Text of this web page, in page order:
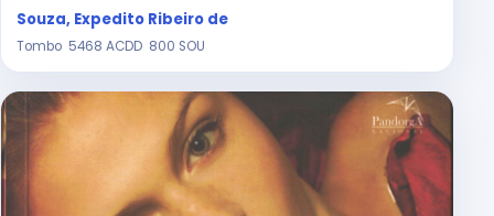
Souza, Expedito Ribeiro de
Tombo 5468 ACDD 800 SOU